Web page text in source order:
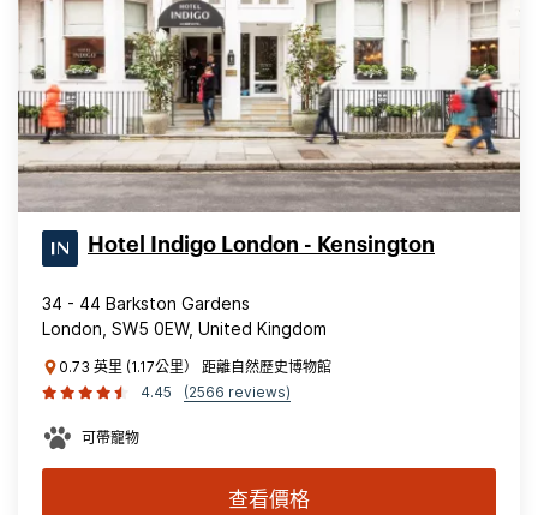
Hotel Indigo London - Kensington
34 - 44 Barkston Gardens
London, SW5 0EW, United Kingdom
0.73 英里 (1.17公里） 距離自然歷史博物館
4.45
(2566 reviews)
可帶寵物
查看價格